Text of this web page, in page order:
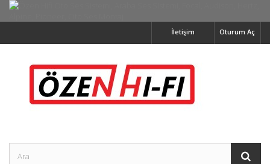
Oturum Aç
İletişim